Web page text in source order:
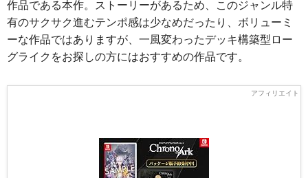
作品である本作。ストーリーがあるため、このジャンル特
有のサクサク進むテンポ感は少なめだったり、ボリューミ
ーな作品ではありますが、一風変わったデッキ構築型ロー
グライクをお探しの方にはおすすめの作品です。